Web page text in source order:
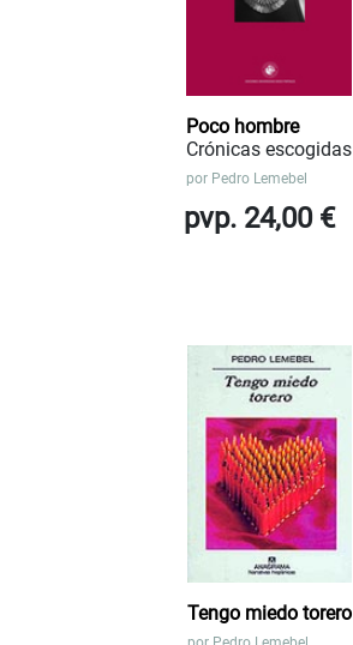
Poco hombre
Crónicas escogidas
por Pedro Lemebel
pvp. 24,00 €
Tengo miedo torero